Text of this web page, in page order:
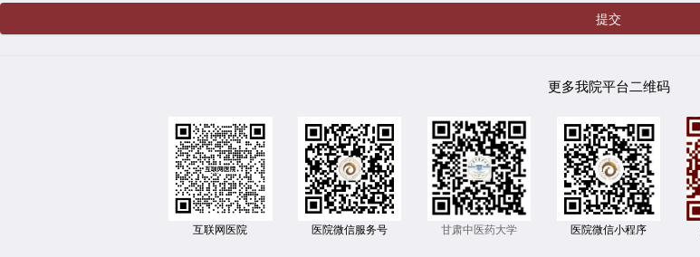
提交
更多我院平台二维码
互联网医院 医院微信服务号 甘肃中医药大学 医院微信小程序